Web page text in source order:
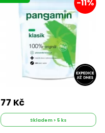
-11%
77 Kč
Skladem > 5 ks